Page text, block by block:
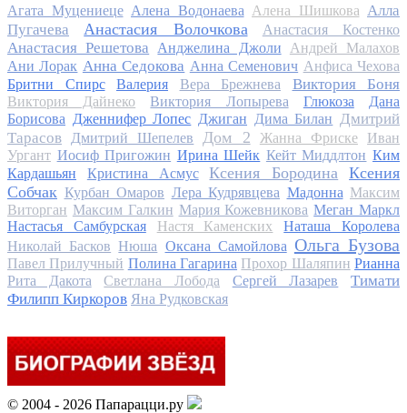
Агата Муцениеце Алена Водонаева Алена Шишкова Алла
Пугачева
Анастасия Волочкова Анастасия Костенко
Анастасия Решетова Анджелина Джоли
Андрей Малахов
Ани Лорак Анна Седокова Анна Семенович Анфиса Чехова
Бритни Спирс
Валерия Вера Брежнева Виктория Боня
Виктория Дайнеко Виктория Лопырева Глюкоза
Дана
Борисова Дженнифер Лопес Джиган Дима Билан Дмитрий
Тарасов
Дмитрий Шепелев Дом 2 Жанна Фриске
Иван
Ургант Иосиф Пригожин Ирина Шейк Кейт Миддлтон Ким
Кардашьян
Кристина Асмус Ксения Бородина
Ксения
Собчак Курбан Омаров Лера Кудрявцева Мадонна Максим
Виторган Максим Галкин Мария Кожевникова Меган Маркл
Настасья Самбурская
Настя Каменских
Наташа Королева
Николай Басков Нюша Оксана Самойлова Ольга Бузова
Павел Прилучный Полина Гагарина Прохор Шаляпин Рианна
Рита Дакота
Светлана Лобода Сергей Лазарев
Тимати
Филипп Киркоров Яна Рудковская
© 2004 - 2026 Папарацци.ру